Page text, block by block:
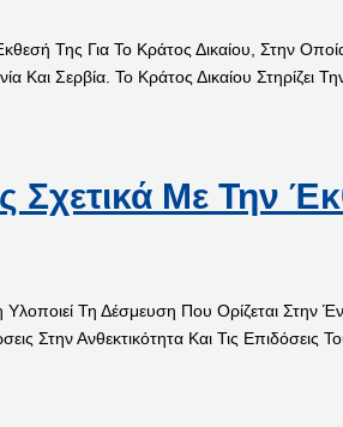
Της Για Το Κράτος Δικαίου, Στην
Και Σερβία. Το Κράτος Δικαίου
Σχετικά Με Την
Τη Δέσμευση Που Ορίζεται Στην
Στην Ανθεκτικότητα Και Τις